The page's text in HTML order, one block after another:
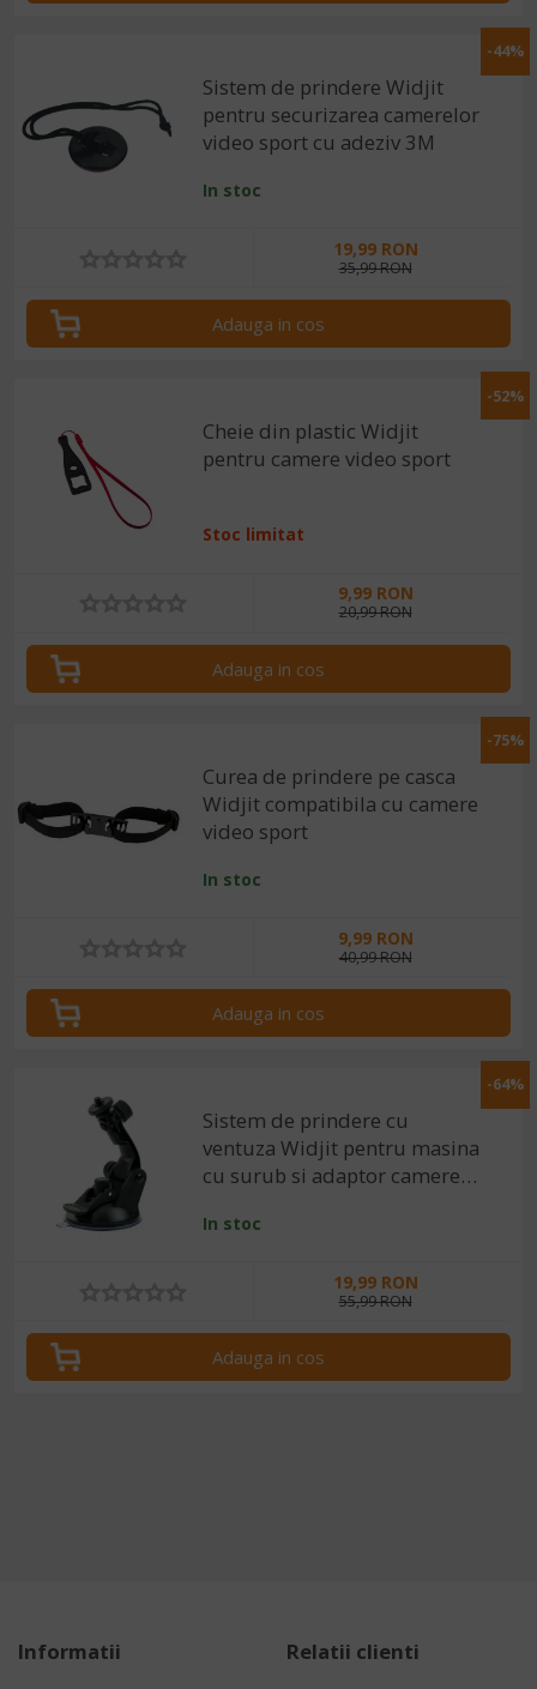
-44%
Sistem de prindere Widjit
pentru securizarea camerelor
video sport cu adeziv 3M
In stoc
19,99 RON
35,99 RON
Adauga in cos
-52%
Cheie din plastic Widjit
pentru camere video sport
Stoc limitat
9,99 RON
20,99 RON
Adauga in cos
-75%
Curea de prindere pe casca
Widjit compatibila cu camere
video sport
In stoc
9,99 RON
40,99 RON
Adauga in cos
-64%
Sistem de prindere cu
ventuza Widjit pentru masina
cu surub si adaptor camere
In stoc
19,99 RON
55,99 RON
Adauga in cos
Informatii Relatii clienti